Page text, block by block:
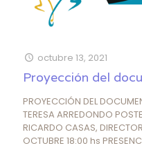
octubre 13, 2021
Proyección del
PROYECCIÓN DEL
TERESA ARREDONDO
RICARDO CASAS,
OCTUBRE 18:00 hs